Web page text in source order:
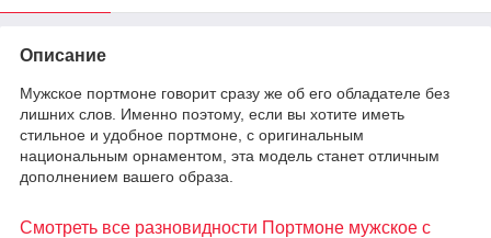
Описание
Мужское портмоне говорит сразу же об его обладателе без
лишних слов. Именно поэтому, если вы хотите иметь
стильное и удобное портмоне, с оригинальным
национальным орнаментом, эта модель станет отличным
дополнением вашего образа.
Смотреть все разновидности Портмоне мужское с